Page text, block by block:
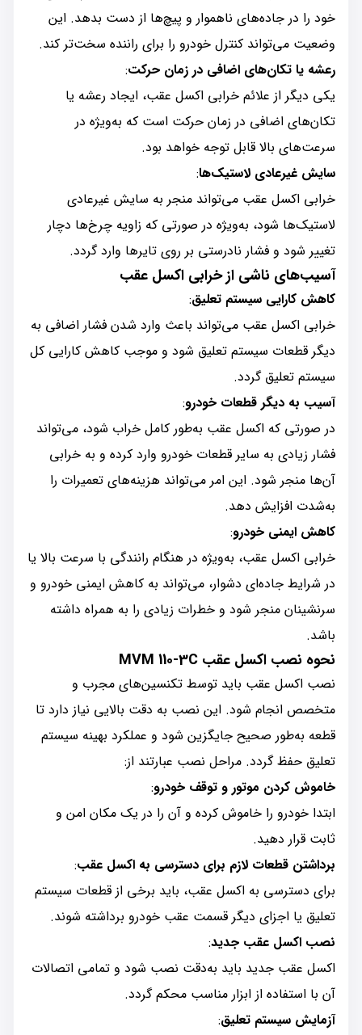
خود را در جاده‌های ناهموار و پیچ‌ها از دست بدهد. این
وضعیت می‌تواند کنترل خودرو را برای راننده سخت‌تر کند.
رعشه یا تکان‌های اضافی در زمان حرکت:
یکی دیگر از علائم خرابی اکسل عقب، ایجاد رعشه یا
تکان‌های اضافی در زمان حرکت است که به‌ویژه در
سرعت‌های بالا قابل توجه خواهد بود.
سایش غیرعادی لاستیک‌ها:
خرابی اکسل عقب می‌تواند منجر به سایش غیرعادی
لاستیک‌ها شود، به‌ویژه در صورتی که زاویه چرخ‌ها دچار
تغییر شود و فشار نادرستی بر روی تایرها وارد گردد.
آسیب‌های ناشی از خرابی اکسل عقب
کاهش کارایی سیستم تعلیق:
خرابی اکسل عقب می‌تواند باعث وارد شدن فشار اضافی به
دیگر قطعات سیستم تعلیق شود و موجب کاهش کارایی کل
سیستم تعلیق گردد.
آسیب به دیگر قطعات خودرو:
در صورتی که اکسل عقب به‌طور کامل خراب شود، می‌تواند
فشار زیادی به سایر قطعات خودرو وارد کرده و به خرابی
آن‌ها منجر شود. این امر می‌تواند هزینه‌های تعمیرات را
به‌شدت افزایش دهد.
کاهش ایمنی خودرو:
خرابی اکسل عقب، به‌ویژه در هنگام رانندگی با سرعت بالا یا
در شرایط جاده‌ای دشوار، می‌تواند به کاهش ایمنی خودرو و
سرنشینان منجر شود و خطرات زیادی را به همراه داشته
باشد.
نحوه نصب اکسل عقب MVM 110-3C
نصب اکسل عقب باید توسط تکنسین‌های مجرب و
متخصص انجام شود. این نصب به دقت بالایی نیاز دارد تا
قطعه به‌طور صحیح جایگزین شود و عملکرد بهینه سیستم
تعلیق حفظ گردد. مراحل نصب عبارتند از:
خاموش کردن موتور و توقف خودرو:
ابتدا خودرو را خاموش کرده و آن را در یک مکان امن و
ثابت قرار دهید.
برداشتن قطعات لازم برای دسترسی به اکسل عقب:
برای دسترسی به اکسل عقب، باید برخی از قطعات سیستم
تعلیق یا اجزای دیگر قسمت عقب خودرو برداشته شوند.
نصب اکسل عقب جدید:
اکسل عقب جدید باید به‌دقت نصب شود و تمامی اتصالات
آن با استفاده از ابزار مناسب محکم گردد.
آزمایش سیستم تعلیق: